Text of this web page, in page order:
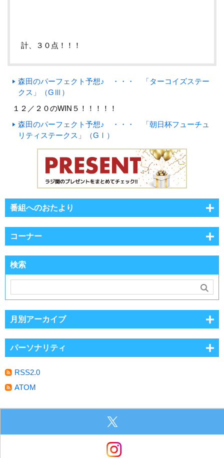
計、３０点！！！
森田のパーフェクト予想♪ ・・・ 「ターコイズステー
クス」（GⅢ）
１２／２０のWIN５！！！！！
森田のパーフェクト予想♪ ・・・ 「朝日杯フューチュ
リティステークス」（GⅠ）
番組へのおたより
コーナー
検索
月別アーカイブ
パーソナリティ
RSS2.0
ATOM